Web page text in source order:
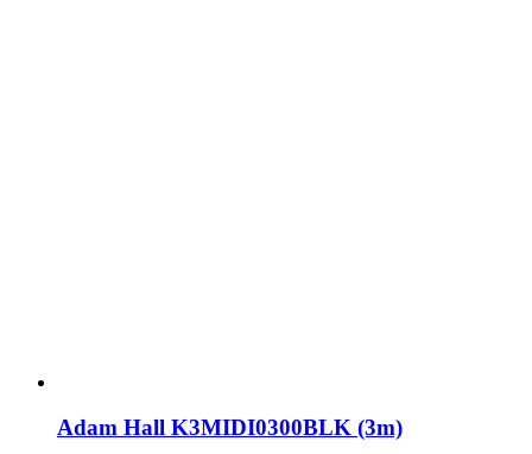
Adam Hall K3MIDI0300BLK (3m)